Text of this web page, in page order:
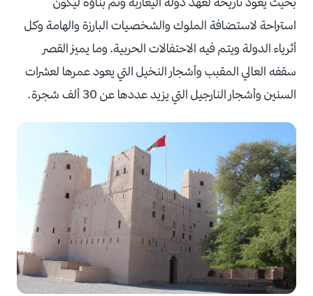
استراحة لاستضافة الملوك والشخصيات البارزة والهامة وكل
أثرياء الدولة ويتم فيه الاحتفالات الحربية، وما يميز القصر
سقفه العالي المقبب وأشجار النخيل التي يعود عمرها لعشرات
السنين وأشجار النارجيل التي يزيد عددها عن 30 ألف شجرة.